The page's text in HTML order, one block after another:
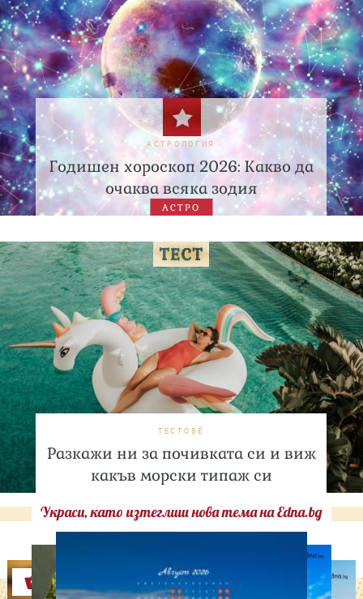
АСТРОЛОГИЯ
Годишен хороскоп 2026: Какво да
очаква всяка зодия
АСТРО
ТЕСТОВЕ
Разкажи ни за почивката си и виж
какъв морски типаж си
Украси, като изтеглиш нова тема на Edna.bg
Оферти